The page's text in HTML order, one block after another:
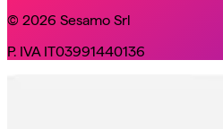
© 2026 Sesamo Srl
P. IVA IT03991440136